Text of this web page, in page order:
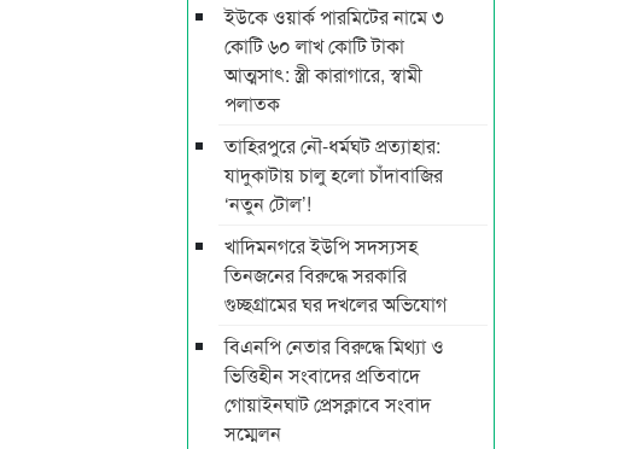
ইউকে ওয়ার্ক পারমিটের নামে ৩
কোটি ৬০ লাখ কোটি টাকা
আত্মসাৎ: স্ত্রী কারাগারে, স্বামী
পলাতক
তাহিরপুরে নৌ-ধর্মঘট প্রত্যাহার:
যাদুকাটায় চালু হলো চাঁদাবাজির
‘নতুন টোল’!
খাদিমনগরে ইউপি সদস্যসহ
তিনজনের বিরুদ্ধে সরকারি
গুচ্ছগ্রামের ঘর দখলের অভিযোগ
বিএনপি নেতার বিরুদ্ধে মিথ্যা ও
ভিত্তিহীন সংবাদের প্রতিবাদে
গোয়াইনঘাট প্রেসক্লাবে সংবাদ
সম্মেলন